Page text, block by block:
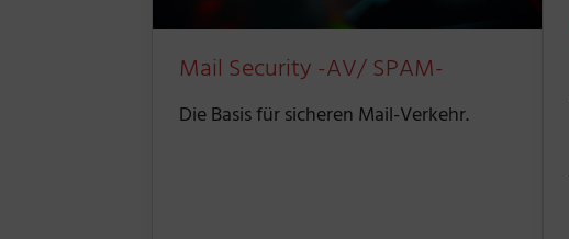
Mail Security -AV/ SPAM-
Die Basis für sicheren Mail-Verkehr.